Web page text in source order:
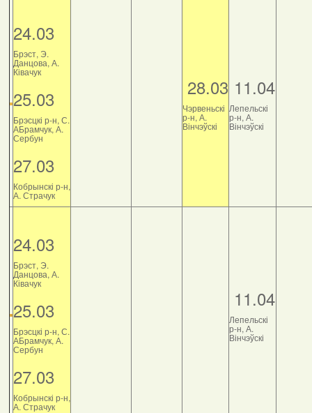
24.03
Брэст, Э.
Данцова, А.
Ківачук
25.03
Брэсцкі р-н, С.
АБрамчук, А.
Сербун
27.03
Кобрынскі р-н,
А. Страчук
28.03
Чэрвеньскі
р-н, А.
Вінчэўскі
11.04
Лепельскі
р-н, А.
Вінчэўскі
24.03
Брэст, Э.
Данцова, А.
Ківачук
25.03
Брэсцкі р-н, С.
АБрамчук, А.
Сербун
27.03
Кобрынскі р-н,
А. Страчук
11.04
Лепельскі
р-н, А.
Вінчэўскі